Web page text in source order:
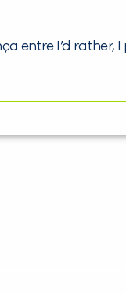
entre I’d rather, I